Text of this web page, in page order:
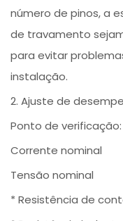
número de pinos, a
de travamento
para evitar
instalação.
2. Ajuste de
Ponto de verificação:
Corrente nominal
Tensão nominal
* Resistência de